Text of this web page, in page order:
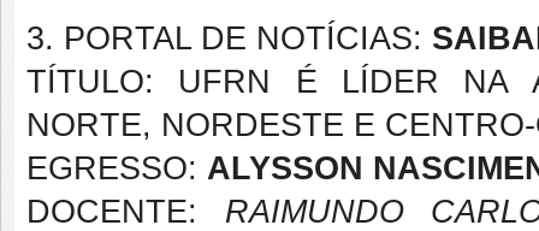
3. PORTAL DE NOTÍCIAS:
TÍTULO: UFRN É LÍDER NA
NORTE, NORDESTE E
EGRESSO: ALYSSON
DOCENTE: RAIMUNDO